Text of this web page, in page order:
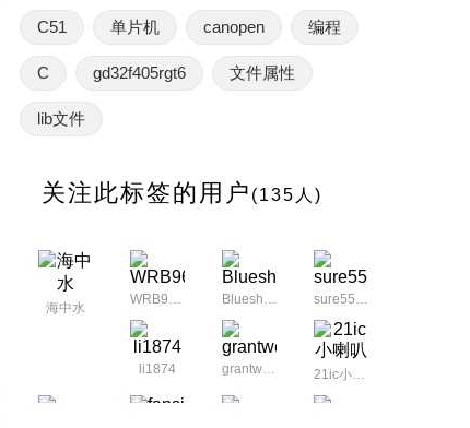
C51 单片机 canopen 编程
C gd32f405rgt6 文件属性
lib文件
关注此标签的用户 (135人)
海中水
li1874